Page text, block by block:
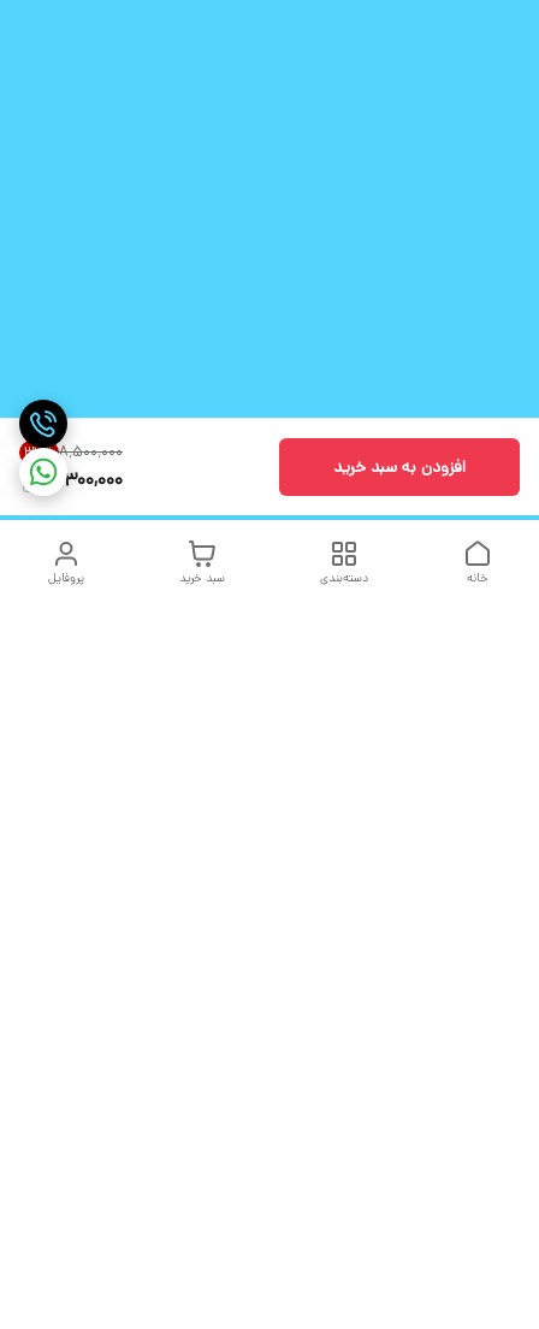
۸٬۵۰۰٬۰۰۰ 37%
5,300,000 افزودن به سبد خرید
پروفایل سبد خرید دسته‌بندی خانه